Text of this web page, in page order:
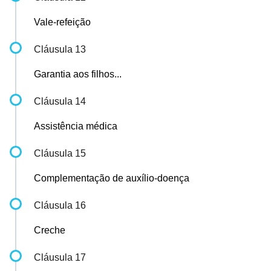
Vale-refeição
Cláusula 13
Garantia aos filhos...
Cláusula 14
Assistência médica
Cláusula 15
Complementação de auxílio-doença
Cláusula 16
Creche
Cláusula 17